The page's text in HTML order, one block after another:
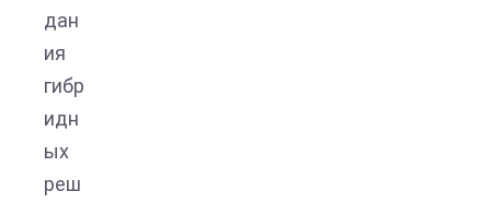
дан
ия
гибр
идн
ых
реш